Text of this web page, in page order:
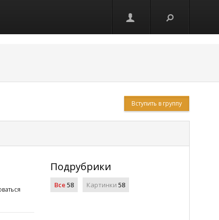
Вступить в группу
Подрубрики
Все 58 Картинки 58